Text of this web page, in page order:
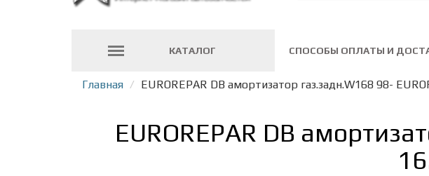
КАТАЛОГ СПОСОБЫ ОПЛАТЫ И
Главная EUROREPAR DB амортизатор газ.задн.W168 98-
EUROREPAR DB